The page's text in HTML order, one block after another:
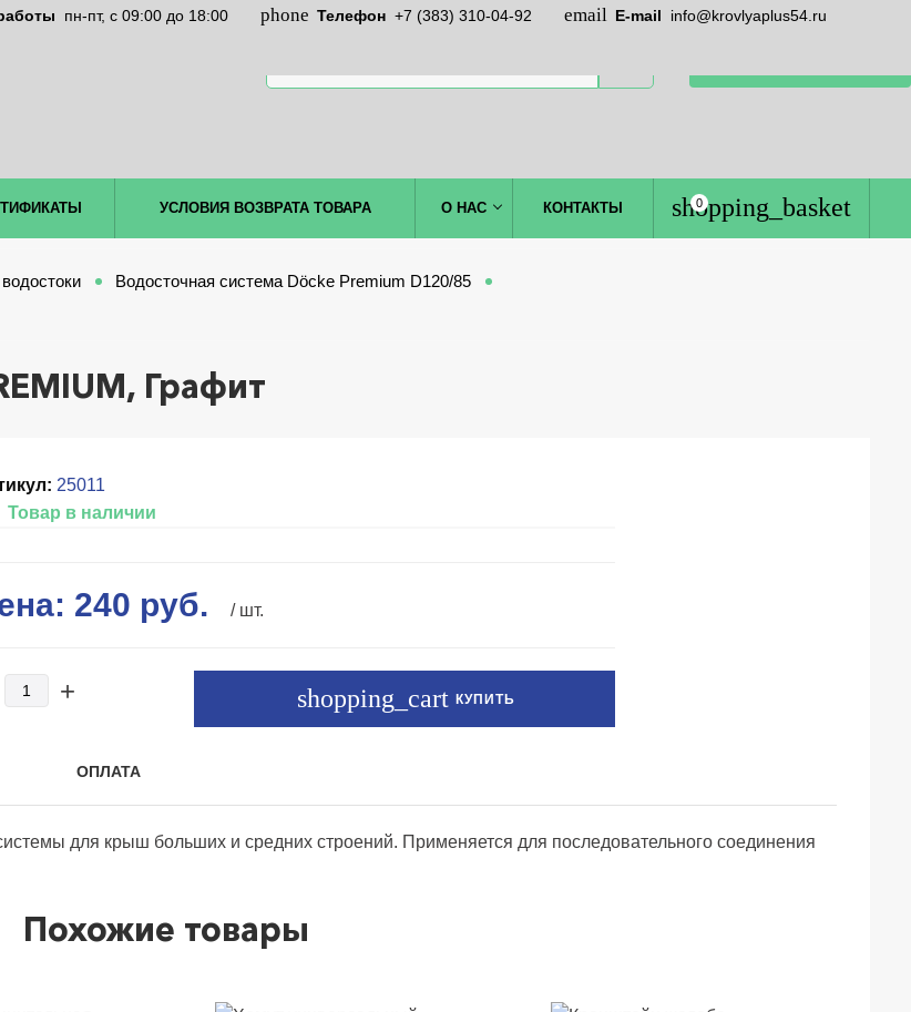
пн-пт, c 09:00 до 18:00 Телефон +7 (383) 310-04-92 E-mail info@krovlyaplus54.ru
УСЛОВИЯ ВОЗВРАТА ТОВАРА О НАС КОНТАКТЫ 0
Водосточная система Döcke Premium D120/85
Графит
25011
Товар в наличии
240 руб. / шт.
+ КУПИТЬ
ОПЛАТА
для крыш больших и средних строений. Применяется для последовательного соединения
Похожие товары